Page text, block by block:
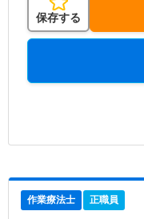
保存する
作業療法士 正職員